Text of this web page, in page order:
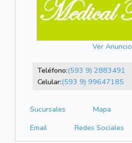
Ver Anuncio
Teléfono:(593 9) 2883491
Celular:(593 9) 99647185
Sucursales Mapa
Email
Redes Sociales